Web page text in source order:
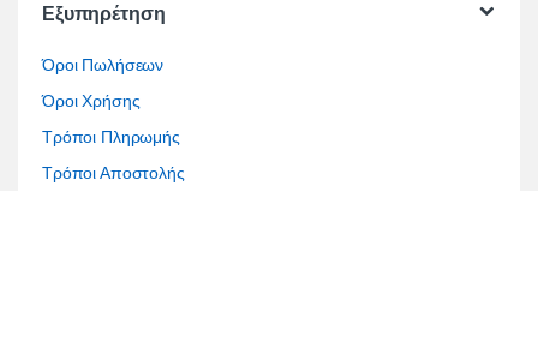
Εξυπηρέτηση
Όροι Πωλήσεων
Όροι Χρήσης
Τρόποι Πληρωμής
Τρόποι Αποστολής